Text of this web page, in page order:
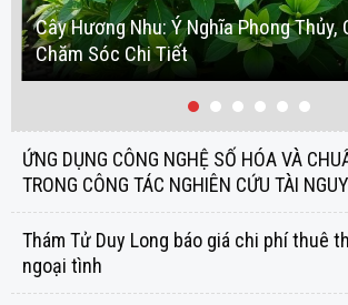
Cây Hương Nhu: Ý Nghĩa Phong Thủy,
Chăm Sóc Chi Tiết
ỨNG DỤNG CÔNG NGHỆ SỐ HÓA VÀ
TRONG CÔNG TÁC NGHIÊN CỨU TÀI
Thám Tử Duy Long báo giá chi phí thuê
ngoại tình